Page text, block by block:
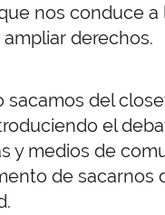
nos conduce a
derechos.
sacamos del
el
y medios de
de sacarnos